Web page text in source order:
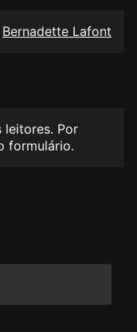
Bernadette Lafont
leitores. Por
formulário.